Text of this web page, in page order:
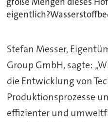
Stefan Messer,
Group GmbH, sagte:
die Entwicklung von
Produktionsprozesse
effizienter und